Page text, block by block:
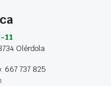
11
Olérdola
: 667 737 825